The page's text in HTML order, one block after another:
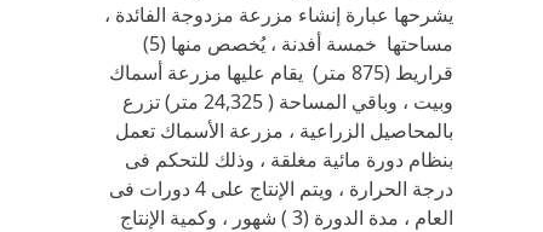
يشرحها عبارة إنشاء مزرعة مزدوجة الفائدة ،
مساحتها خمسة أفدنة ، يُخصص منها (5)
قراريط (875 متر) يقام عليها مزرعة أسماك
وبيت ، وباقي المساحة ( 24,325 متر) تزرع
بالمحاصيل الزراعية ، مزرعة الأسماك تعمل
بنظام دورة مائية مغلقة ، وذلك للتحكم فى
درجة الحرارة ، ويتم الإنتاج على 4 دورات فى
العام ، مدة الدورة (3 ) شهور ، وكمية الإنتاج